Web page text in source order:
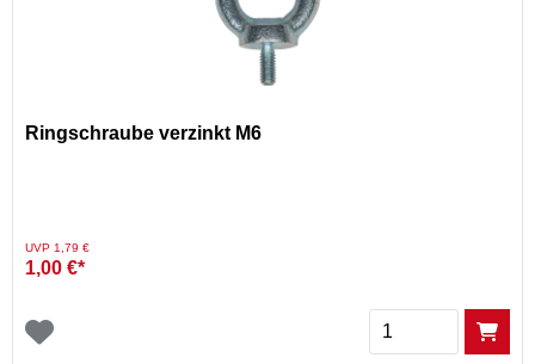
Ringschraube verzinkt M6
Preis reduziert von
UVP 1,79 €auf
1,00 €*
Menge